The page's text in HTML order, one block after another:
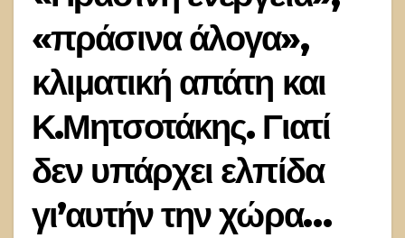
«πράσινα άλογα»,
κλιματική απάτη και
Κ.Μητσοτάκης. Γιατί
δεν υπάρχει ελπίδα
γι’αυτήν την χώρα…